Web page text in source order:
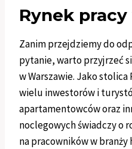
Rynek
Zanim przejdziemy do
pytanie, warto przyjrzeć
w Warszawie. Jako
wielu inwestorów i
apartamentowców oraz
noclegowych świadczy o
na pracowników w